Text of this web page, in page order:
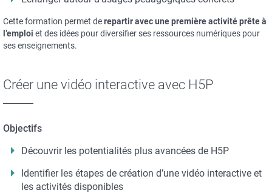
Cette formation permet derepartir avec une première activité prête à
l’emploi et des idées pour diversifier ses ressources numériques pour
ses enseignements.
Créer une vidéo interactive avec H5P
Objectifs
Découvrir les potentialités plus avancées de H5P
Identifier les étapes de création d’une vidéo interactive et
les activités disponibles